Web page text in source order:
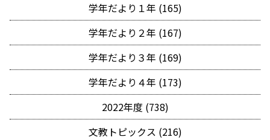
学年だより１年 (165)
学年だより２年 (167)
学年だより３年 (169)
学年だより４年 (173)
2022年度 (738)
文教トピックス (216)